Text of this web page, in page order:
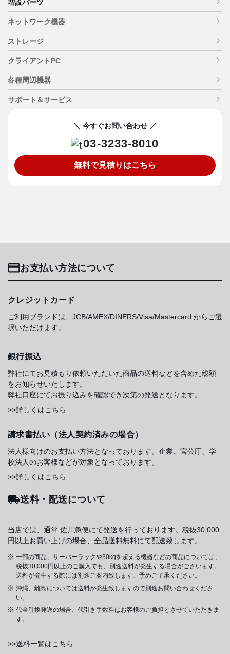
増設パーツ
ネットワーク機器
ストレージ
クライアントPC
各種周辺機器
サポート＆サービス
＼ 今すぐお問い合わせ ／
03-3233-8010
無料で見積りはこちら
お支払い方法について
クレジットカード
ご利用ブランドは、JCB/AMEX/DINERS/Visa/Mastercard からご選
択いただけます。
銀行振込
弊社にてお見積もり依頼いただいた商品の送料などを含めた総額
をお知らせいたします。
弊社口座にてお振り込みを確認でき次第の発送となります。
>>詳しくはこちら
請求書払い（法人契約済みの場合）
法人様向けのお支払い方法となっております。企業、官公庁、学
校法人のお客様などが対象となっております。
>>詳しくはこちら
送料・配送について
当店では、通常 佐川急便にて発送を行っております。税抜30,000
円以上お買い上げの場合、全品送料無料にて配送致します。
一部の商品、サーバーラックや30kgを超える機器などの商品については、
税抜30,000円以上のご購入でも、別途送料が発生する場合がございます。
送料が発生する際には別途ご案内致します、予めご了承ください。
沖縄、離島については送料が発生致しますので別途お問い合わせくださ
い。
代金引換発送の場合、代引き手数料はお客様のご負担とさせていただきま
す。
>>送料一覧はこちら